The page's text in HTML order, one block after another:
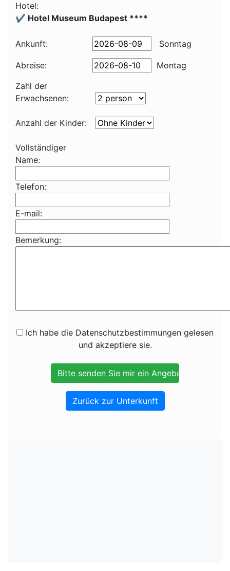
Hotel:
✔️ Hotel Museum Budapest ****
Ankunft: Sonntag
Abreise:
Montag
Zahl der
Erwachsenen:
Anzahl der Kinder:
Vollständiger
Name:
Telefon:
E-mail:
Bemerkung:
Ich habe die Datenschutzbestimmungen gelesen
und akzeptiere sie.
Zurück zur Unterkunft